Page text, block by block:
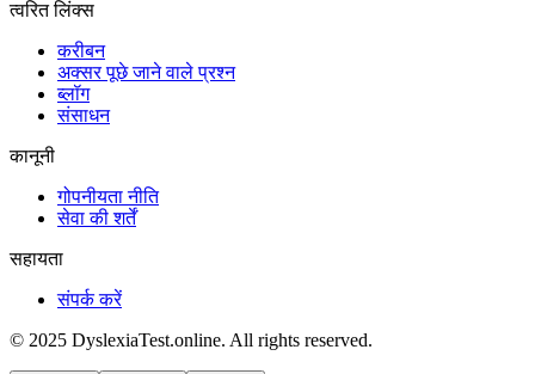
त्वरित लिंक्स
करीबन
अक्सर पूछे जाने वाले प्रश्न
ब्लॉग
संसाधन
कानूनी
गोपनीयता नीति
सेवा की शर्तें
सहायता
संपर्क करें
© 2025 DyslexiaTest.online. All rights reserved.